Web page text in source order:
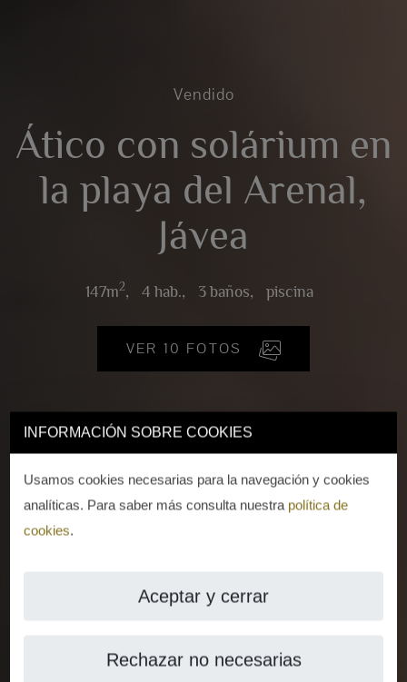
INFORMACIÓN SOBRE COOKIES
Usamos cookies necesarias para la navegación y cookies
analíticas. Para saber más consulta nuestra política de
cookies.
Aceptar y cerrar
Rechazar no necesarias
Vendido
Ático con solárium en
la playa del Arenal,
Jávea
147m2, 4 hab., 3 baños, piscina
VER 10 FOTOS